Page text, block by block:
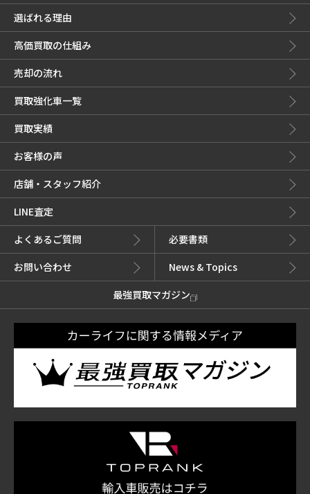
選ばれる理由
高価買取の仕組み
売却の流れ
買取強化車一覧
買取実績
お客様の声
店舗・スタッフ紹介
LINE査定
よくあるご質問
必要書類
お問い合わせ
News & Topics
最強買取マガジン